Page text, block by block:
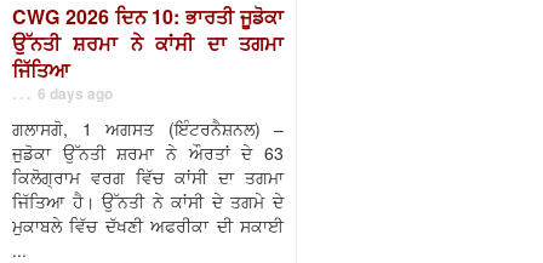
CWG 2026 ਦਿਨ 10: ਭਾਰਤੀ ਜੂਡੋਕਾ
ਉੱਨਤੀ ਸ਼ਰਮਾ ਨੇ ਕਾਂਸੀ ਦਾ ਤਗਮਾ
ਜਿੱਤਿਆ
. . . 6 days ago
ਗਲਾਸਗੋ, 1 ਅਗਸਤ (ਇੰਟਰਨੈਸ਼ਨਲ) –
ਜੁਡੋਕਾ ਉੱਨਤੀ ਸ਼ਰਮਾ ਨੇ ਔਰਤਾਂ ਦੇ 63
ਕਿਲੋਗ੍ਰਾਮ ਵਰਗ ਵਿੱਚ ਕਾਂਸੀ ਦਾ ਤਗਮਾ
ਜਿੱਤਿਆ ਹੈ। ਉੱਨਤੀ ਨੇ ਕਾਂਸੀ ਦੇ ਤਗਮੇ ਦੇ
ਮੁਕਾਬਲੇ ਵਿੱਚ ਦੱਖਣੀ ਅਫਰੀਕਾ ਦੀ ਸਕਾਈ
...